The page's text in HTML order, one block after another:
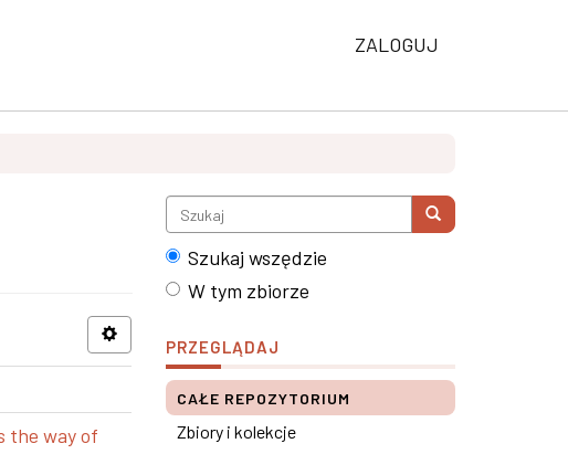
ZALOGUJ
the way of
Szukaj wszędzie
W tym zbiorze
PRZEGLĄDAJ
CAŁE REPOZYTORIUM
Zbiory i kolekcje